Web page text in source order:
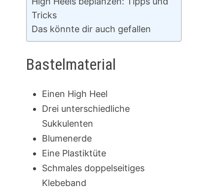
Tricks
Das könnte dir auch gefallen
Bastelmaterial
Einen High Heel
Drei unterschiedliche
Sukkulenten
Blumenerde
Eine Plastiktüte
Schmales doppelseitiges
Klebeband